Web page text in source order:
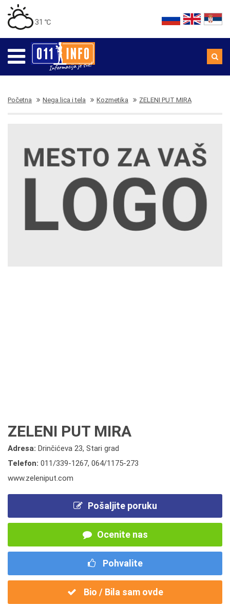
31 ℃
Početna Nega lica i tela Kozmetika ZELENI PUT MIRA
ZELENI PUT MIRA
Adresa: Drinčićeva 23, Stari grad
Telefon: 011/339-1267, 064/1175-273
www.zeleniput.com
Pošaljite poruku
Ocenite nas
Pohvalite
Bio / Bila sam ovde